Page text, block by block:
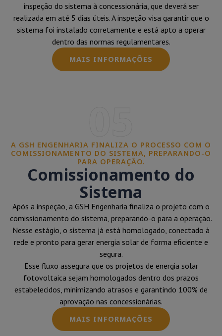
inspeção do sistema à concessionária, que deverá ser
realizada em até 5 dias úteis. A inspeção visa garantir que o
sistema foi instalado corretamente e está apto a operar
dentro das normas regulamentares.
MAIS INFORMAÇÕES
A GSH ENGENHARIA FINALIZA O PROCESSO COM O
COMISSIONAMENTO DO SISTEMA, PREPARANDO-O
PARA OPERAÇÃO.
Comissionamento do
Sistema
Após a inspeção, a GSH Engenharia finaliza o projeto com o
comissionamento do sistema, preparando-o para a operação.
Nesse estágio, o sistema já está homologado, conectado à
rede e pronto para gerar energia solar de forma eficiente e
segura.
Esse fluxo assegura que os projetos de energia solar
fotovoltaica sejam homologados dentro dos prazos
estabelecidos, minimizando atrasos e garantindo 100% de
aprovação nas concessionárias.
MAIS INFORMAÇÕES